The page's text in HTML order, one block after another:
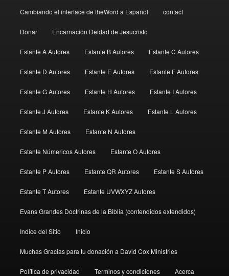
Cambiando el interface de theWord a Español contact
Donar Encarnación Deidad de Jesucristo
Estante A Autores Estante B Autores Estante C Autores
Estante D Autores Estante E Autores Estante F Autores
Estante G Autores Estante H Autores Estante I Autores
Estante J Autores Estante K Autores Estante L Autores
Estante M Autores Estante N Autores
Estante Númericos Autores Estante O Autores
Estante P Autores Estante QR Autores Estante S Autores
Estante T Autores Estante UVWXYZ Autores
Evans Grandes Doctrinas de la Biblia (contendidos extendidos)
Indice del Sitio Inicio
Muchas Gracias para tu donación a David Cox Ministries
Política de privacidad Terminos y condiciones Acerca